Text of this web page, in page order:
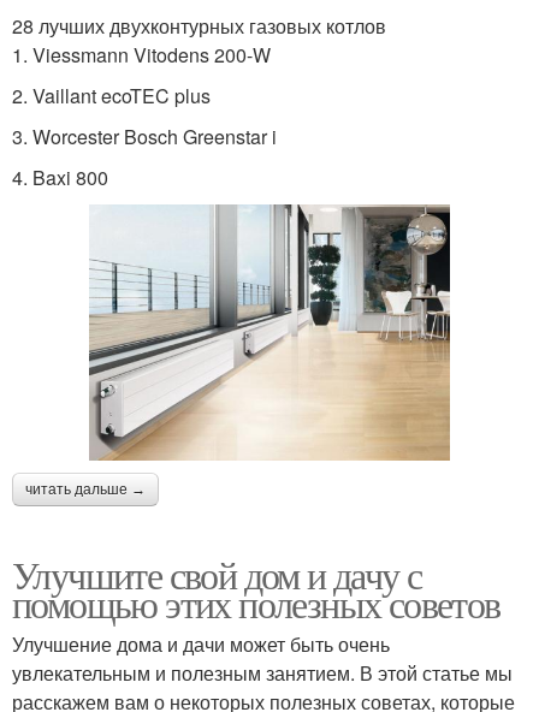
28 лучших двухконтурных газовых котлов
1. Viessmann Vitodens 200-W
2. Vaillant ecoTEC plus
3. Worcester Bosch Greenstar i
4. Baxi 800
читать дальше →
Улучшите свой дом и дачу с
помощью этих полезных советов
Улучшение дома и дачи может быть очень
увлекательным и полезным занятием. В этой статье мы
расскажем вам о некоторых полезных советах, которые